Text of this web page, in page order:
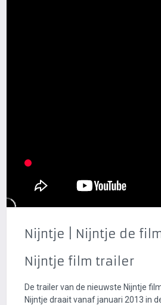
Nijntje | Nijntje de
Nijntje film trailer
De trailer van de nieuwste Nijntje
Nijntje draait vanaf januari 2013 in